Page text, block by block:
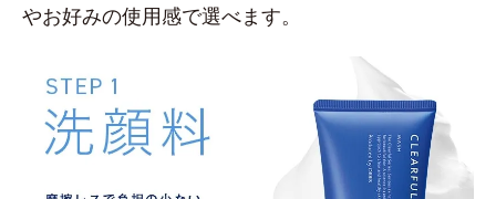
やお好みの使用感で選べます。